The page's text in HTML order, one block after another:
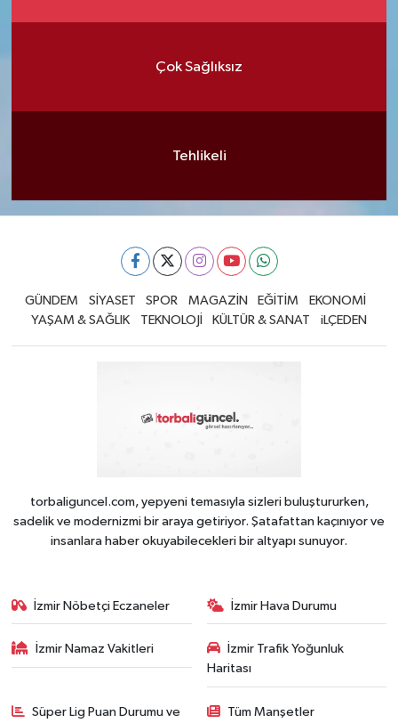
Çok Sağlıksız
Tehlikeli
GÜNDEM SİYASET SPOR MAGAZİN EĞİTİM
EKONOMİ
YAŞAM & SAĞLIK
TEKNOLOJİ KÜLTÜR & SANAT iLÇEDEN
torbaliguncel.com, yepyeni temasıyla sizleri buluştururken,
sadelik ve modernizmi bir araya getiriyor. Şatafattan kaçınıyor ve
insanlara haber okuyabilecekleri bir altyapı sunuyor.
İzmir Nöbetçi Eczaneler İzmir Hava Durumu
İzmir Namaz Vakitleri
İzmir Trafik Yoğunluk
Haritası
Süper Lig Puan Durumu ve
Tüm Manşetler